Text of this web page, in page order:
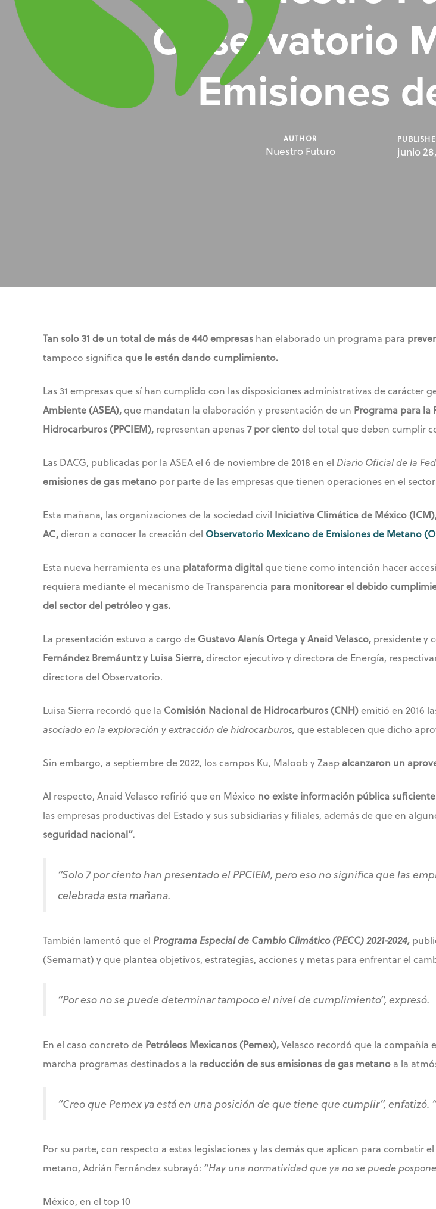
Observatorio
Emisiones
AUTHOR
Nuestro Futuro junio
Tan solo 31 de un total de más de 440 empresas han elaborado un programa para
tampoco significa que le estén dando cumplimiento.
Las 31 empresas que sí han cumplido con las disposiciones administrativas de carácter
Ambiente (ASEA),que mandatan la elaboración y presentación de un Programa para la
Hidrocarburos (PPCIEM), representan apenas7 por cientodel total que deben cumplir
Las DACG, publicadas por la ASEA el 6 de noviembre de 2018 en el Diario Oficial de la
emisiones de gas metano por parte de las empresas que tienen operaciones en el
Esta mañana, las organizaciones de la sociedad civil Iniciativa Climática de México
AC,dieron a conocer la creación del Observatorio Mexicano de Emisiones de Metano
Esta nueva herramienta es una plataforma digitalque tiene como intención hacer
requiera mediante el mecanismo de Transparencia para monitorear el debido
del sector del petróleo y gas.
La presentación estuvo a cargo de Gustavo Alanís Ortega y Anaid Velasco, presidente y
Fernández Bremáuntz y Luisa Sierra,director ejecutivo y directora de Energía,
directora del Observatorio.
Luisa Sierra recordó que la Comisión Nacional de Hidrocarburos (CNH)emitió en 2016
asociado en la exploración y extracción de hidrocarburos, que establecen que dicho
Sin embargo, a septiembre de 2022, los campos Ku, Maloob y Zaap alcanzaron un
Al respecto, Anaid Velasco refirió que en México no existe información pública
las empresas productivas del Estado y sus subsidiarias y filiales, además de que en
seguridad nacional”.
“Solo 7 por ciento han presentado el PPCIEM, pero eso no significa que las
celebrada esta mañana.
También lamentó que el Programa Especial de Cambio Climático (PECC) 2021-2024,
(Semarnat) y que plantea objetivos, estrategias, acciones y metas para enfrentar el
“Por eso no se puede determinar tampoco el nivel de cumplimiento”,expresó.
En el caso concreto de Petróleos Mexicanos (Pemex),Velasco recordó que la compañía
marcha programas destinados a la reducción de sus emisiones de gas metano a la
“Creo que Pemex ya está en una posición de que tiene que cumplir”, enfatizó.
Por su parte, con respecto a estas legislaciones y las demás que aplican para
metano, Adrián Fernández subrayó: “Hay una normatividad que ya no se puede
México, en el top 10